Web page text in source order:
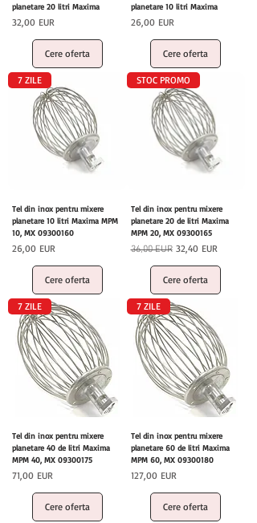
planetare 20 litri Maxima
Preț
32,00 EUR
Cere oferta
planetare 10 litri Maxima
Preț
26,00 EUR
Cere oferta
7 ZILE
Tel din inox pentru mixere
planetare 10 litri Maxima MPM
10, MX 09300160
Preț
26,00 EUR
Cere oferta
STOC PROMO
Tel din inox pentru mixere
planetare 20 de litri Maxima
MPM 20, MX 09300165
Preț normal
36,00 EUR Preț redus
32,40 EUR
Cere oferta
7 ZILE
Tel din inox pentru mixere
planetare 40 de litri Maxima
MPM 40, MX 09300175
Preț
71,00 EUR
Cere oferta
7 ZILE
Tel din inox pentru mixere
planetare 60 de litri Maxima
MPM 60, MX 09300180
Preț
127,00 EUR
Cere oferta